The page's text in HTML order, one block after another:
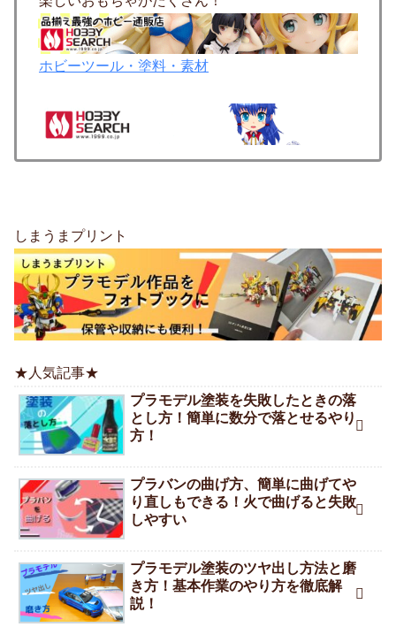
ホビーツール・塗料・素材
しまうまプリント
★人気記事★
プラモデル塗装を失敗したときの落
とし方！簡単に数分で落とせるやり
方！
プラバンの曲げ方、簡単に曲げてや
り直しもできる！火で曲げると失敗
しやすい
プラモデル塗装のツヤ出し方法と磨
き方！基本作業のやり方を徹底解
説！